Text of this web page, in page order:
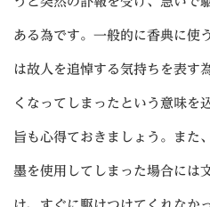
ある為です。一般的に香典に使
は故人を追悼する気持ちを表す
くなってしまったという意味を
旨も心得ておきましょう。また
墨を使用してしまった場合には